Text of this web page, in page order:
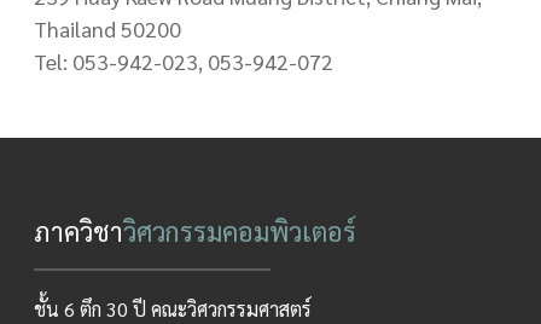
Thailand 50200
Tel: 053-942-023, 053-942-072
ภาควิชาวิศวกรรมคอมพิวเตอร์
ชั้น 6 ตึก 30 ปี คณะวิศวกรรมศาสตร์